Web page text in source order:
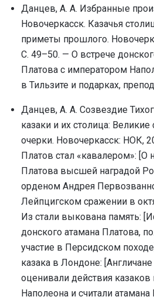
Данцев, А. А. Избранные
Новочеркасск. Казачья
приметы прошлого.
С. 49–50. — О встрече
Платова с императором
в Тильзите и подарках,
Данцев, А. А. Созвездие
казаки и их столица:
очерки. Новочеркасск: НОК,
Платов стал «кавалером»:
Платова высшей наградой
орденом Андрея
Лейпцигском сражении в
Из стали выкована память:
донского атамана Платова,
участие в Персидском
казака в Лондоне:
оценивали действия казаков
Наполеона и считали